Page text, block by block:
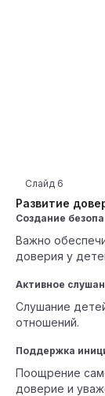
Развитие
Слайд 6
Создание
Важно
доверия у
Активное
Слушание
отношений.
Поддержка
Поощрение
доверие и